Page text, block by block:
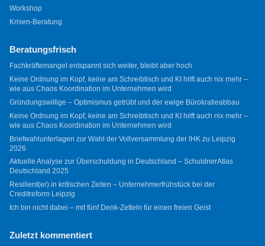
Workshop
Krisen-Beratung
Beratungsfrisch
Fachkräftemangel entspannt sich weiter, bleibt aber hoch
Keine Ordnung im Kopf, keine am Schreibtisch und KI hilft auch nix mehr –
wie aus Chaos Koordination im Unternehmen wird
Gründungswillige – Optimismus getrübt und der ewige Bürokratieabbau
Keine Ordnung im Kopf, keine am Schreibtisch und KI hilft auch nix mehr –
wie aus Chaos Koordination im Unternehmen wird
Briefwahlunterlagen zur Wahl der Vollversammlung der IHK zu Leipzig
2026
Aktuelle Analyse zur Überschuldung in Deutschland – SchuldnerAtlas
Deutschland 2025
Resilient(er) in kritischen Zeiten – Unternehmerfrühstück bei der
Creditreform Leipzig
Ich bin nicht dabei – mit fünf Denk-Zetteln für einen freien Geist
Zuletzt kommentiert